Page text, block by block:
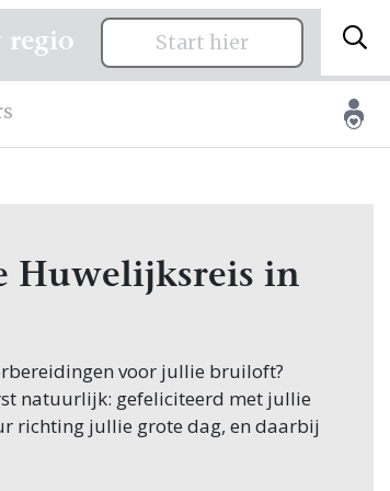
regio Start hier
Huwelijksreis in
voor jullie bruiloft?
natuurlijk: gefeliciteerd met jullie
richting jullie grote dag, en daarbij